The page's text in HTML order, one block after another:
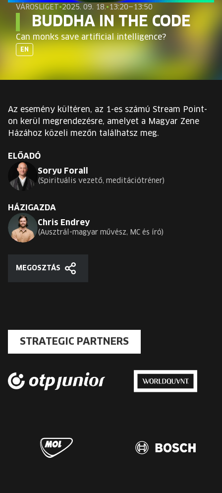
EURÓPA JÖVŐFESZTIVÁLJA
ELŐADÓK
KOSÁR
VÁROSLIGET •2025. 09. 18.• 13:20—13:50
BUDDHA IN THE CODE
Can monks save artificial intelligence?
EN
Az esemény kültéren, az 1-es számú Stream Point-
on kerül megrendezésre, amelyet a Magyar Zene
Házához közeli mezőn találhatsz meg.
ELŐADÓ
Soryu Forall
Spirituális vezető, meditációtréner
HÁZIGAZDA
Chris Endrey
Ausztrál-magyar művész, MC és író
MEGOSZTÁS
STRATEGIC PARTNERS